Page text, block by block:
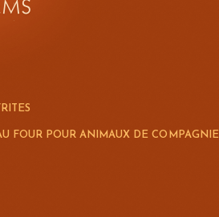
FOUR POUR ANIMAUX DE COMPAGNIE